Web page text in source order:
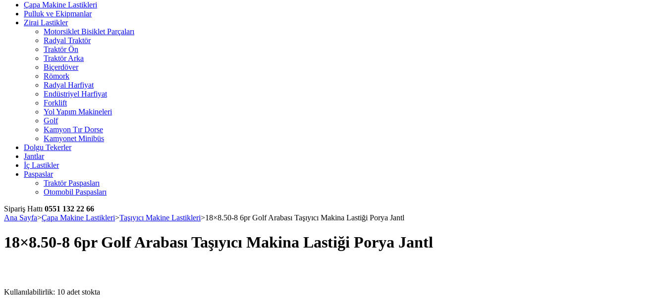
Çapa Makine Lastikleri
Pulluk ve Ekipmanlar
Zirai Lastikler
Motorsiklet Bisiklet Parçaları
Radyal Traktör
Traktör Ön
Traktör Arka
Biçerdöver
Römork
Radyal Harfiyat
Endüstriyel Harfiyat
Forklift
Yol Yapım Makineleri
Golf
Kamyon Tır Dorse
Kamyonet Minibüs
Dolgu Tekerler
Jantlar
İç Lastikler
Paspaslar
Traktör Paspasları
Otomobil Paspasları
Sipariş Hattı 0551 132 22 66
Ana Sayfa>Çapa Makine Lastikleri>Taşıyıcı Makine Lastikleri>18×8.50-8 6pr Golf Arabası Taşıyıcı Makina Lastiği Porya Jantl
18×8.50-8 6pr Golf Arabası Taşıyıcı Makina Lastiği Porya Jantl
Kullanılabilirlik: 10 adet stokta